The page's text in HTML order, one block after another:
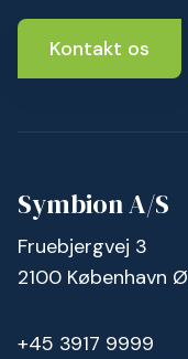
Kontakt os
Symbion A/S
Fruebjergvej 3
2100 København Ø
+45 3917 9999